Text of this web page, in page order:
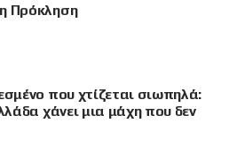
Πρόκληση
που χτίζεται σιωπηλά:
χάνει μια μάχη που δεν